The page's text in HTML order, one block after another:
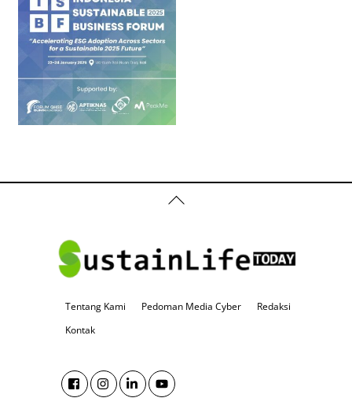
Back
To
Tentang Kami Pedoman Media Cyber
Redaksi
Kontak